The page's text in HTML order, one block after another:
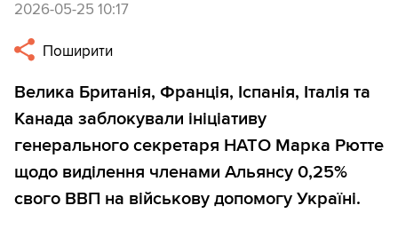
2026-05-25 10:17
Поширити
Велика Британія, Франція, Іспанія, Італія та
Канада заблокували ініціативу
генерального секретаря НАТО Марка Рютте
щодо виділення членами Альянсу 0,25%
свого ВВП на військову допомогу Україні.